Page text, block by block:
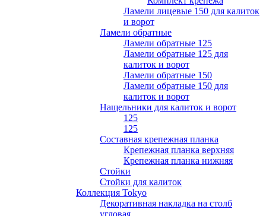
Ламели лицевые 150 для калиток
и ворот
Ламели обратные
Ламели обратные 125
Ламели обратные 125 для
калиток и ворот
Ламели обратные 150
Ламели обратные 150 для
калиток и ворот
Нащельники для калиток и ворот
125
125
Составная крепежная планка
Крепежная планка верхняя
Крепежная планка нижняя
Стойки
Стойки для калиток
Коллекция Tokyo
Декоративная накладка на столб
угловая